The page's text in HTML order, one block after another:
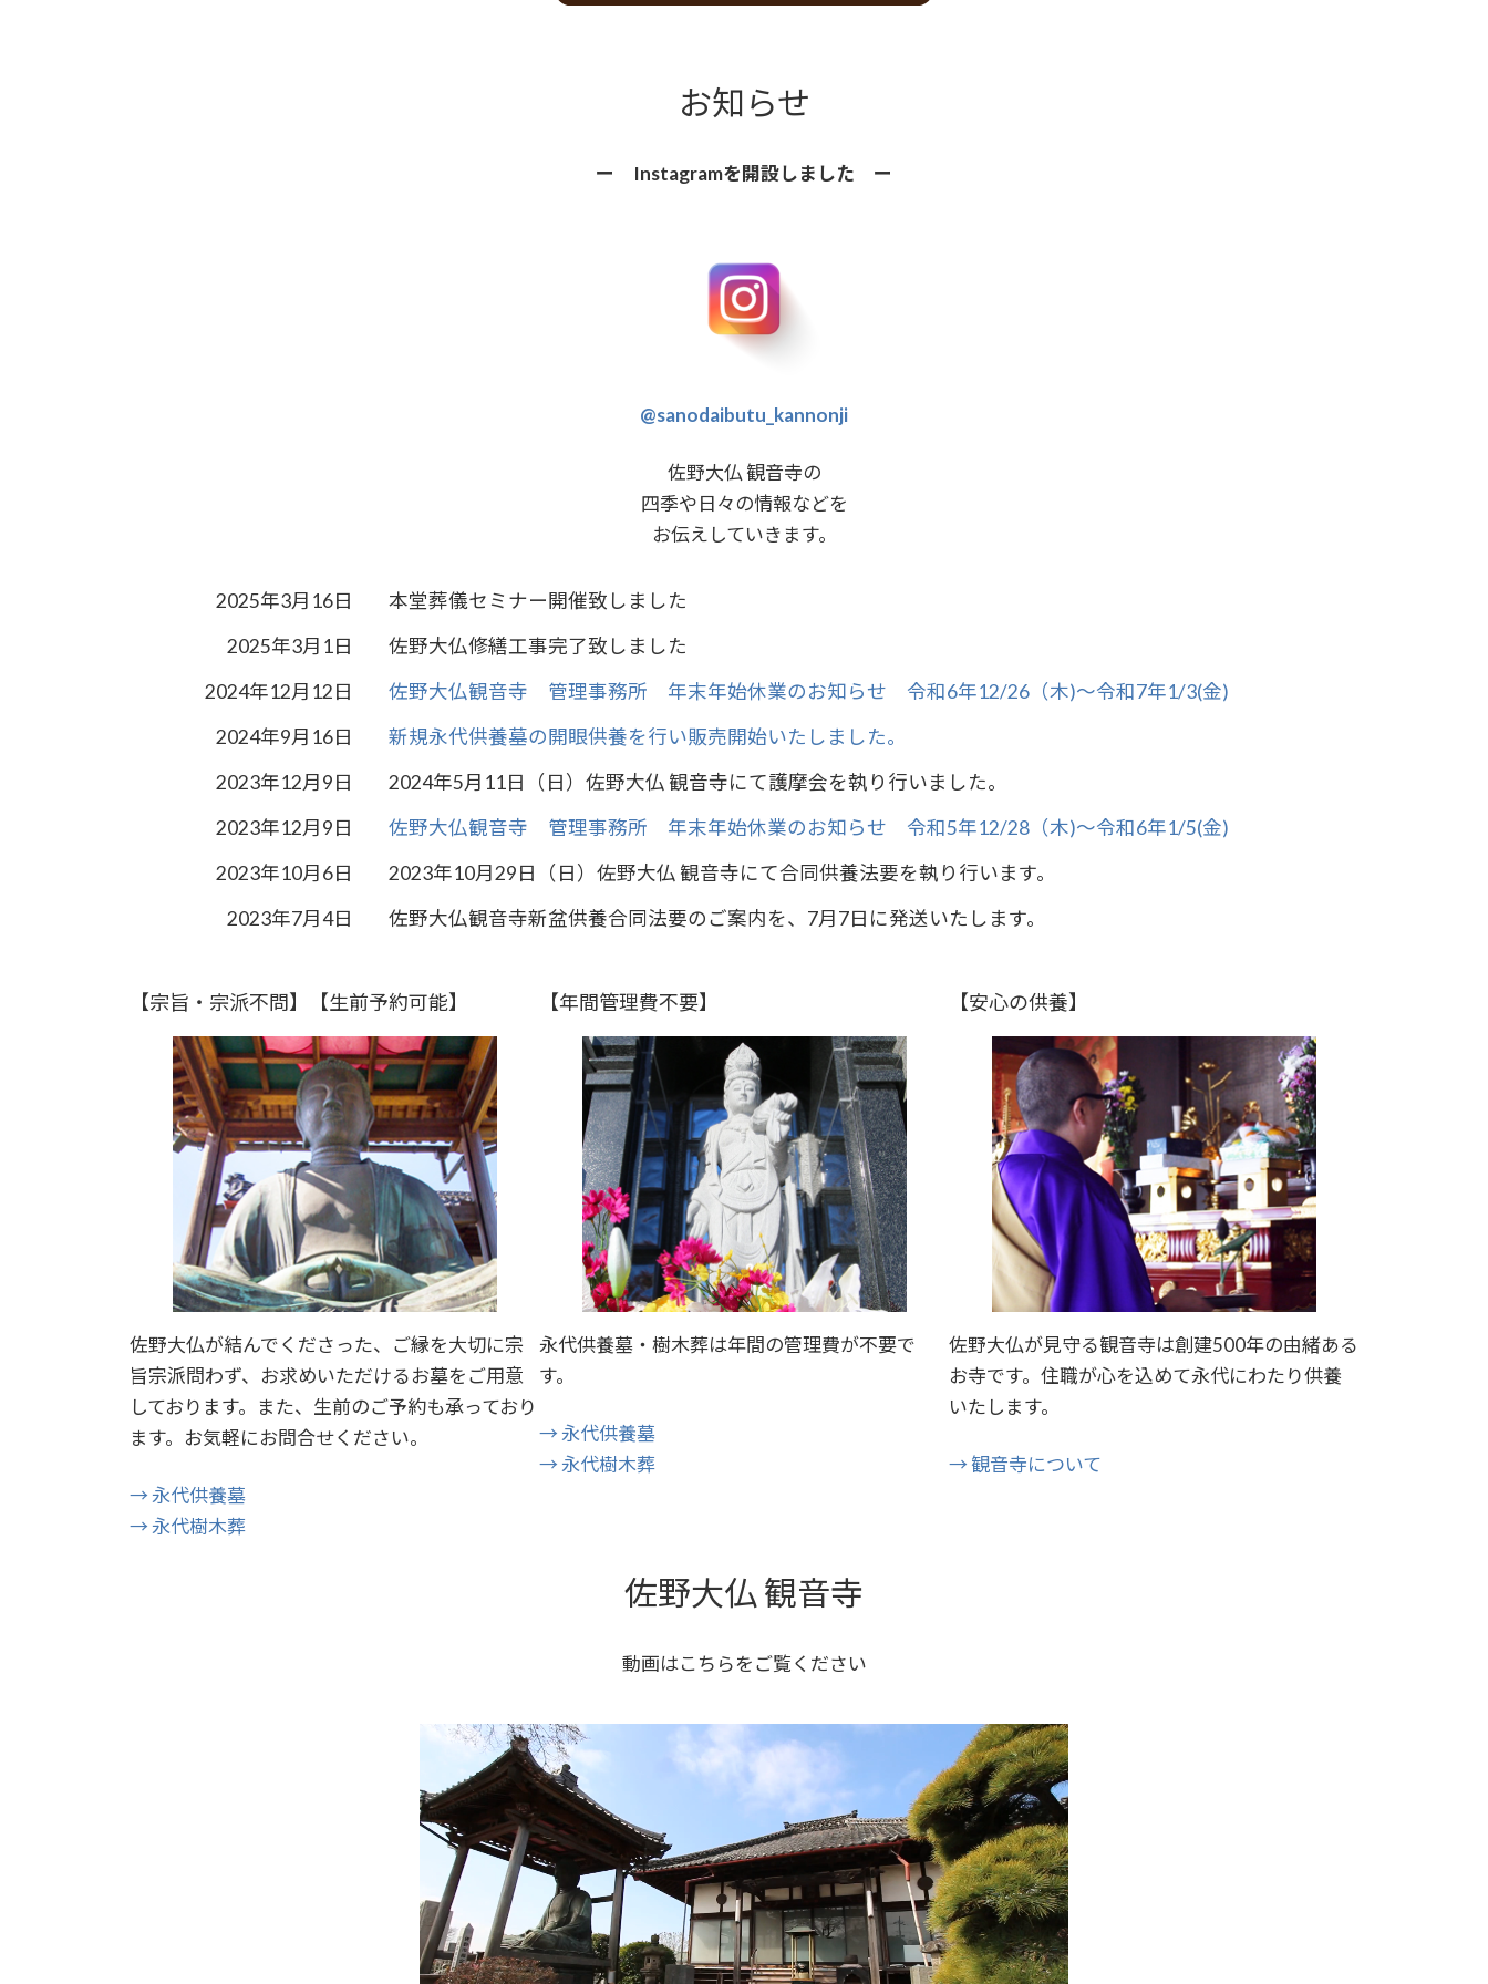
お知らせ
ー Instagramを開設しました ー
@sanodaibutu_kannonji
佐野大仏 観音寺の
四季や日々の情報などを
お伝えしていきます。
2025年3月16日
本堂葬儀セミナー開催致しました
2025年3月1日
佐野大仏修繕工事完了致しました
2024年12月12日
佐野大仏観音寺 管理事務所 年末年始休業のお知らせ 令和6年12/26（木)〜令和7年1/3(金)
2024年9月16日
新規永代供養墓の開眼供養を行い販売開始いたしました。
2023年12月9日
2024年5月11日（日）佐野大仏 観音寺にて護摩会を執り行いました。
2023年12月9日
佐野大仏観音寺 管理事務所 年末年始休業のお知らせ 令和5年12/28（木)〜令和6年1/5(金)
2023年10月6日
2023年10月29日（日）佐野大仏 観音寺にて合同供養法要を執り行います。
2023年7月4日
佐野大仏観音寺新盆供養合同法要のご案内を、7月7日に発送いたします。
【宗旨・宗派不問】【生前予約可能】
佐野大仏が結んでくださった、ご縁を大切に宗
旨宗派問わず、お求めいただけるお墓をご用意
しております。また、生前のご予約も承っており
ます。お気軽にお問合せください。
→ 永代供養墓
→ 永代樹木葬
【年間管理費不要】
永代供養墓・樹木葬は年間の管理費が不要で
す。
→ 永代供養墓
→ 永代樹木葬
【安心の供養】
佐野大仏が見守る観音寺は創建500年の由緒ある
お寺です。住職が心を込めて永代にわたり供養
いたします。
→ 観音寺について
佐野大仏 観音寺
動画はこちらをご覧ください